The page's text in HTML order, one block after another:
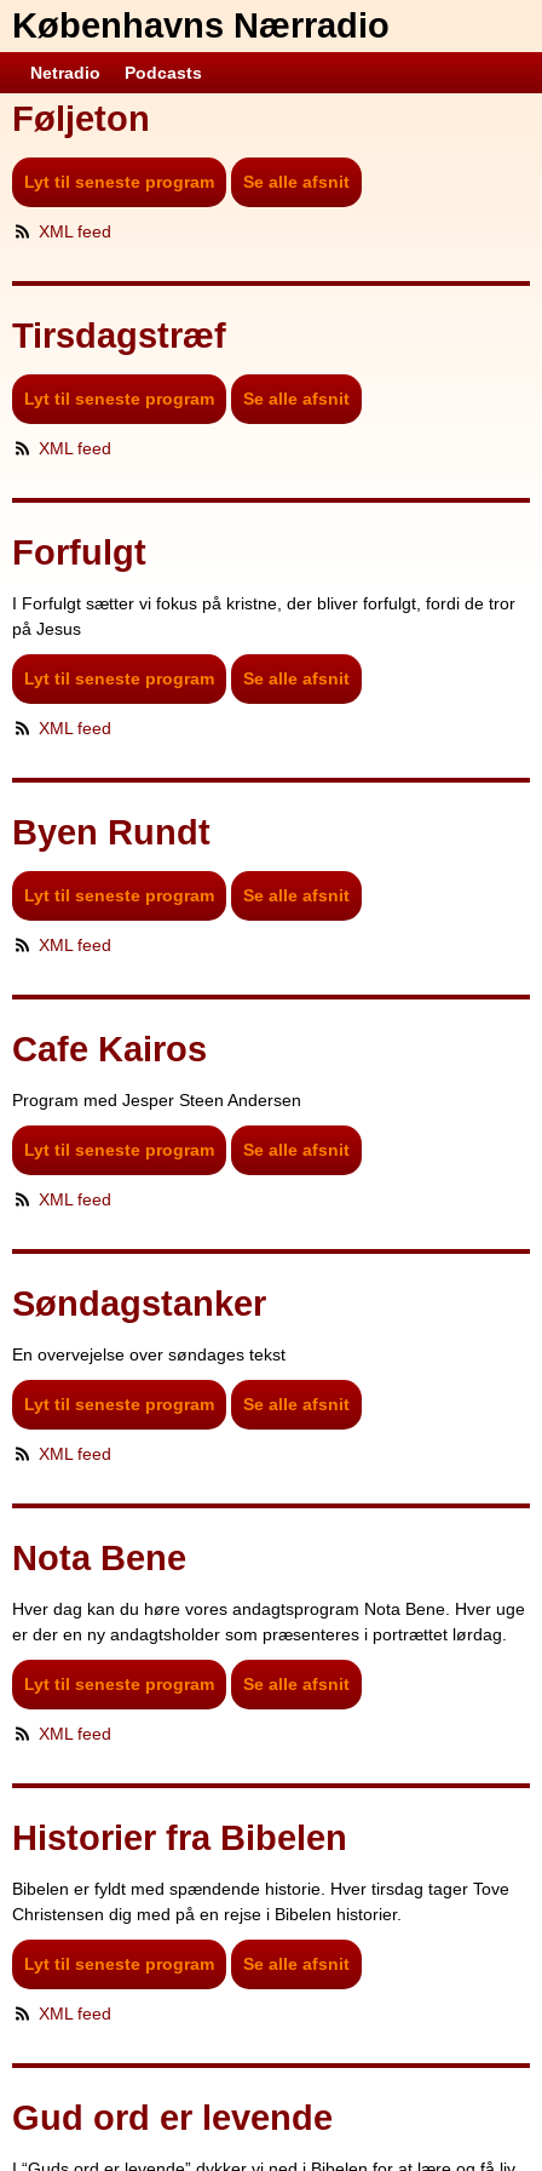
Københavns Nærradio
Netradio Podcasts
Føljeton
Lyt til seneste program Se alle afsnit
XML feed
Tirsdagstræf
Lyt til seneste program Se alle afsnit
XML feed
Forfulgt
I Forfulgt sætter vi fokus på kristne, der bliver forfulgt, fordi de tror
på Jesus
Lyt til seneste program Se alle afsnit
XML feed
Byen Rundt
Lyt til seneste program Se alle afsnit
XML feed
Cafe Kairos
Program med Jesper Steen Andersen
Lyt til seneste program Se alle afsnit
XML feed
Søndagstanker
En overvejelse over søndages tekst
Lyt til seneste program Se alle afsnit
XML feed
Nota Bene
Hver dag kan du høre vores andagtsprogram Nota Bene. Hver uge
er der en ny andagtsholder som præsenteres i portrættet lørdag.
Lyt til seneste program Se alle afsnit
XML feed
Historier fra Bibelen
Bibelen er fyldt med spændende historie. Hver tirsdag tager Tove
Christensen dig med på en rejse i Bibelen historier.
Lyt til seneste program Se alle afsnit
XML feed
Gud ord er levende